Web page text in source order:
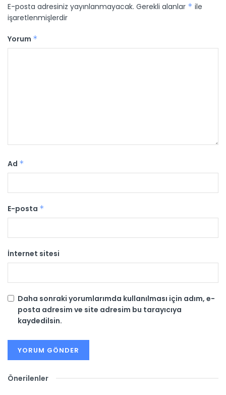
E-posta adresiniz yayınlanmayacak. Gerekli alanlar * ile
işaretlenmişlerdir
Yorum *
Ad *
E-posta *
İnternet sitesi
Daha sonraki yorumlarımda kullanılması için adım, e-
posta adresim ve site adresim bu tarayıcıya
kaydedilsin.
Önerilenler